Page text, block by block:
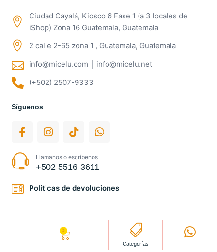
Ciudad Cayalá, Kiosco 6 Fase 1 (a 3 locales de
iShop) Zona 16 Guatemala, Guatemala
2 calle 2-65 zona 1 , Guatemala, Guatemala
info@micelu.com │ info@micelu.net
(+502) 2507-9333
Síguenos
Llamanos o escríbenos
+502 5516-3611
Políticas de devoluciones
0
Categorías